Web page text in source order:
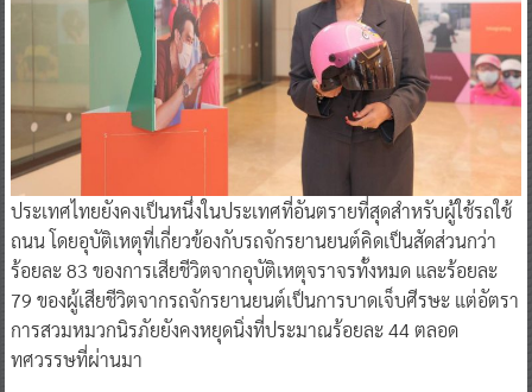
ประเทศไทยยังคงเป็นหนึ่งในประเทศที่อันตรายที่สุดสำหรับผู้ใช้รถใช้
ถนน โดยอุบัติเหตุที่เกี่ยวข้องกับรถจักรยานยนต์คิดเป็นสัดส่วนกว่า
ร้อยละ 83 ของการเสียชีวิตจากอุบัติเหตุจราจรทั้งหมด และร้อยละ
79 ของผู้เสียชีวิตจากรถจักรยานยนต์เป็นการบาดเจ็บศีรษะ แต่อัตรา
การสวมหมวกนิรภัยยังคงหยุดนิ่งที่ประมาณร้อยละ 44 ตลอด
ทศวรรษที่ผ่านมา